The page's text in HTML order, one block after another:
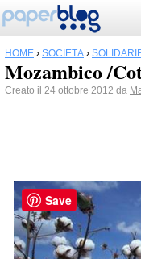
HOME › SOCIETÀ ›
Mozambico /
Creato il 24 ottobre 2012 da
Save